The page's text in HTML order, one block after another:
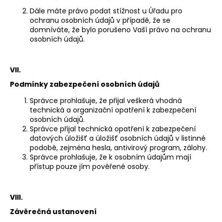
Dále máte právo podat stížnost u Úřadu pro
ochranu osobních údajů v případě, že se
domníváte, že bylo porušeno Vaší právo na ochranu
osobních údajů.
VII.
Podmínky zabezpečení osobních údajů
Správce prohlašuje, že přijal veškerá vhodná
technická a organizační opatření k zabezpečení
osobních údajů.
Správce přijal technická opatření k zabezpečení
datových úložišť a úložišť osobních údajů v listinné
podobě, zejména hesla, antivirový program, zálohy.
Správce prohlašuje, že k osobním údajům mají
přístup pouze jím pověřené osoby.
VIII.
Závěrečná ustanovení